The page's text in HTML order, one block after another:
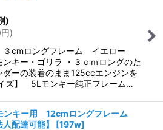
)
円)
cmロングフレーム イエロー
キー・ゴリラ ・３ｃｍロングのた
ダーの装着のまま125ccエンジンを
ズ】 5Lモンキー純正フレーム…
ンキー用 12cmロングフレーム
配達可能】
[197w]